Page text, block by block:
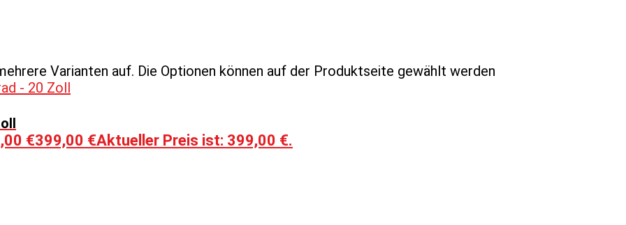
Varianten auf. Die Optionen können auf der Produktseite gewählt werden
€399,00 €Aktueller Preis ist: 399,00 €.